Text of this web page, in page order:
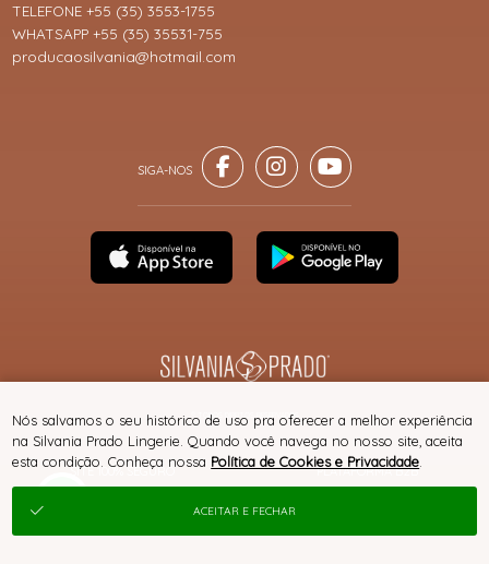
SITE 100% SEGURO PLATAFORMA B2B
TELEFONE +55 (35) 3553-1755
WHATSAPP +55 (35) 35531-755
producaosilvania@hotmail.com
® TODOS DIREITOS RESERVADOS
Nós salvamos o seu histórico de uso pra oferecer a melhor experiência
na Silvania Prado Lingerie. Quando você navega no nosso site, aceita
esta condição. Conheça nossa Política de Cookies e Privacidade
ACEITAR E FECHAR